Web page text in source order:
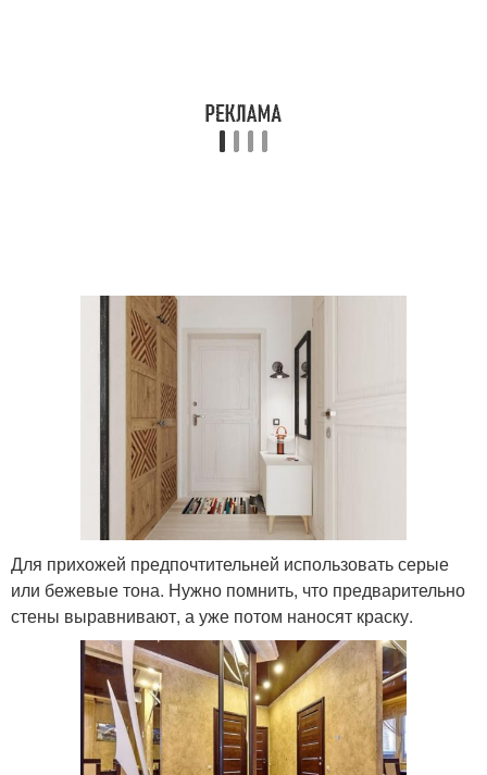
Для прихожей предпочтительней использовать серые
или бежевые тона. Нужно помнить, что предварительно
стены выравнивают, а уже потом наносят краску.